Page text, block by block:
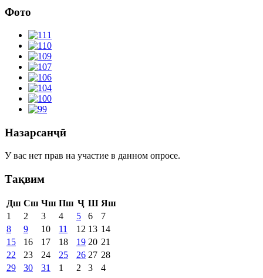
Фото
Назарсанҷӣ
У вас нет прав на участие в данном опросе.
Тақвим
Дш Сш Чш Пш Ҷ Ш Яш
1
2 3 4 5 6
7
8
9 10 11 12 13 14
15
16 17 18 19 20 21
22
23 24 25 26 27 28
29
30 31 1 2 3 4